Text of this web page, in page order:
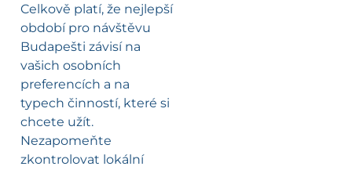
Celkově platí, že nejlepší
období pro návštěvu
Budapešti závisí na
vašich osobních
preferencích a na
typech činností, které si
chcete užít.
Nezapomeňte
zkontrolovat lokální